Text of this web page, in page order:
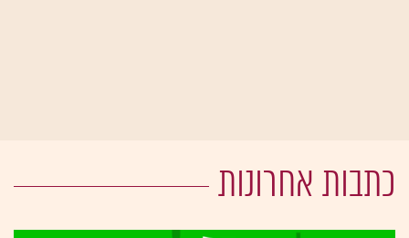
כתבות אחרונות